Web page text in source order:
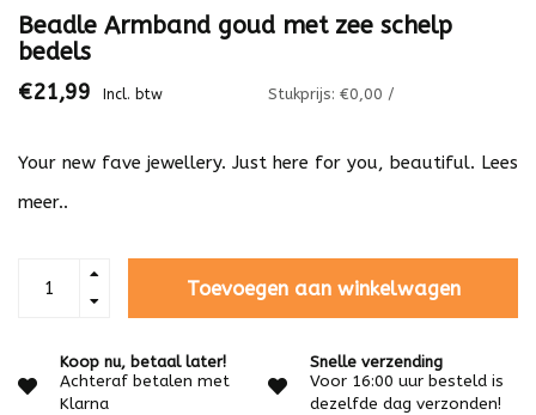
Beadle Armband goud met zee schelp
bedels
€21,99 Incl. btw Stukprijs: €0,00 /
Your new fave jewellery. Just here for you, beautiful. Lees
meer..
Toevoegen aan winkelwagen
Koop nu, betaal later!
Achteraf betalen met
Klarna
Snelle verzending
Voor 16:00 uur besteld is
dezelfde dag verzonden!